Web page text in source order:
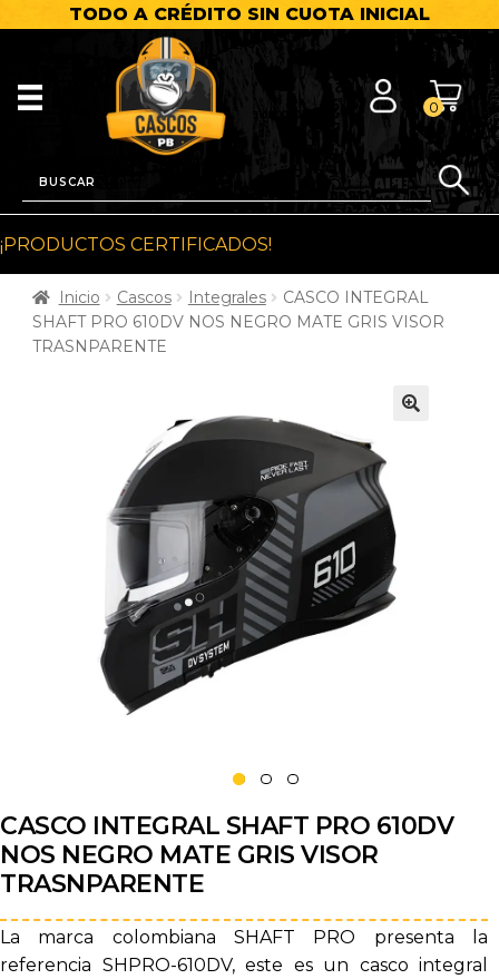
TODO A CRÉDITO SIN CUOTA INICIAL
0
¡PRODUCTOS CERTIFICADOS!
Inicio Cascos Integrales
CASCO INTEGRAL
SHAFT PRO 610DV NOS NEGRO MATE GRIS VISOR
TRASNPARENTE
CASCO INTEGRAL SHAFT PRO 610DV
NOS NEGRO MATE GRIS VISOR
TRASNPARENTE
La marca colombiana SHAFT PRO presenta la
referencia SHPRO-610DV, este es un casco integral